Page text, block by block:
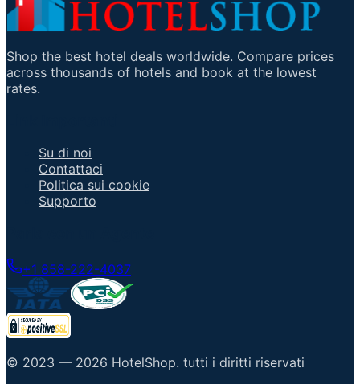
Shop the best hotel deals worldwide. Compare prices
across thousands of hotels and book at the lowest
rates.
Su di noi
Contattaci
Politica sui cookie
Supporto
+1 858-222-4037
© 2023 — 2026 HotelShop. tutti i diritti riservati